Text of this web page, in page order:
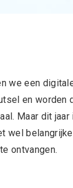
we een
en worden
Maar dit
wel
ontvangen.